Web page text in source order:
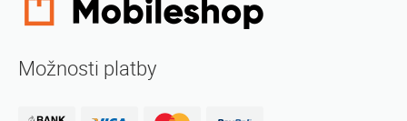
Možnosti platby